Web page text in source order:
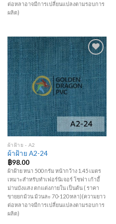
ต่อหลาอาจมีการเปลี่ยนแปลงตามรอบการ
ผลิต)
Add to
Wishlist
ผ้าฝ้าย - A2
ผ้าฝ้าย A2-24
฿98.00
ผ้าฝ้าย หนา 500 กรัม หน้ากว้าง 1.45 เมตร
เหมาะสำหรับทำเฟอร์นิเจอร์ โซฟา เก้าอี้
ม่านบังแสง ตกแต่งภายใน เป็นต้น ( ราคา
ขายยกม้วน ม้วนละ 70-120 หลา)(ความยาว
ต่อหลาอาจมีการเปลี่ยนแปลงตามรอบการ
ผลิต)